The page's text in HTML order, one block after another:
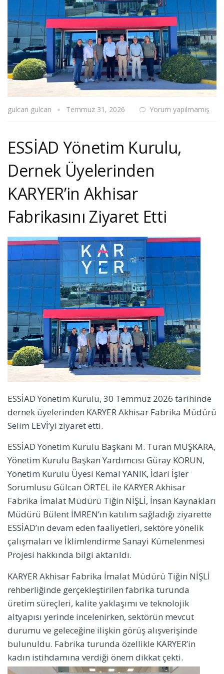
gulcan gulcan Temmuz 31, 2026 Yorum yapılmamış
ESSİAD Yönetim Kurulu,
Dernek Üyelerinden
KARYER’in Akhisar
Fabrikasını Ziyaret Etti
ESSİAD Yönetim Kurulu, 30 Temmuz 2026 tarihinde
dernek üyelerinden KARYER Akhisar Fabrika Müdürü
Selim LEVİ’yi ziyaret etti.
ESSİAD Yönetim Kurulu Başkanı M. Turan MUŞKARA,
Yönetim Kurulu Başkan Yardımcısı Güray KORUN,
Yönetim Kurulu Üyesi Kemal YANIK, İdari İşler
Sorumlusu Gülcan ÖRTEL ile KARYER Akhisar
Fabrika İmalat Müdürü Tiğin NİŞLİ, İnsan Kaynakları
Müdürü Bülent İMREN’ın katılım sağladığı ziyarette
ESSİAD’ın devam eden faaliyetleri, sektöre yönelik
çalışmaları ve İklimlendirme Sanayi Kümelenmesi
Projesi hakkında bilgi aktarıldı.
KARYER Akhisar Fabrika İmalat Müdürü Tiğin NİŞLİ
rehberliğinde gerçekleştirilen fabrika turunda
üretim süreçleri, kalite yaklaşımı ve teknolojik
altyapısı yerinde incelenirken, sektörün mevcut
durumu ve geleceğine ilişkin görüş alışverişinde
bulunuldu. Fabrika turunda özellikle KARYER’in
kadın istihdamına verdiği önem dikkat çekti.